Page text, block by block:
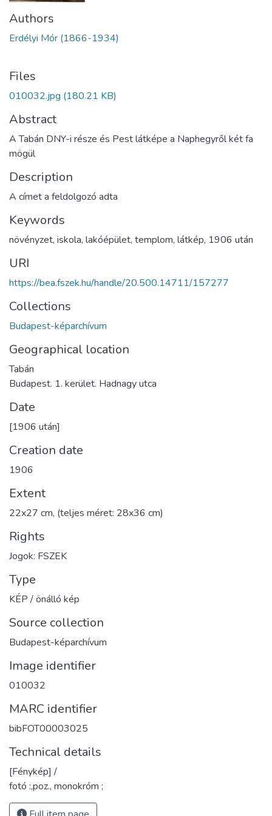
Authors
Erdélyi Mór (1866-1934)
Files
010032.jpg (180.21 KB)
Abstract
A Tabán DNY-i része és Pest látképe a Naphegyről két fa
mögül
Description
A címet a feldolgozó adta
Keywords
növényzet, iskola, lakóépület, templom, látkép, 1906 után
URI
https://bea.fszek.hu/handle/20.500.14711/157277
Collections
Budapest-képarchívum
Geographical location
Tabán
Budapest. 1. kerület. Hadnagy utca
Date
[1906 után]
Creation date
1906
Extent
22x27 cm, (teljes méret: 28x36 cm)
Rights
Jogok: FSZEK
Type
KÉP / önálló kép
Source collection
Budapest-képarchívum
Image identifier
010032
MARC identifier
bibFOT00003025
Technical details
[Fénykép] /
fotó :,poz., monokróm ;